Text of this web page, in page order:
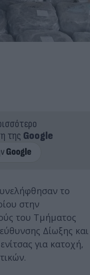
της Google
το
στην
του Τμήματος
Δίωξης και
για κατοχή,